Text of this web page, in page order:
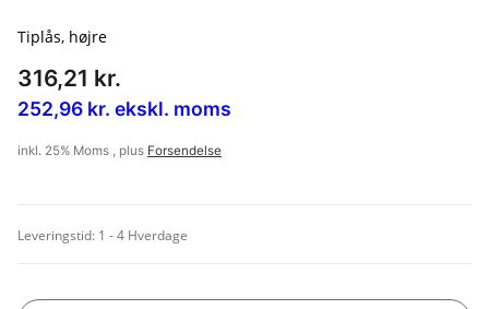
Tiplås, højre
316,21 kr.
252,96 kr. ekskl. moms
inkl. 25% Moms , plus Forsendelse
Leveringstid: 1 - 4 Hverdage